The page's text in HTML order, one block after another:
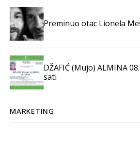
Preminuo otac Lionela
DŽAFIĆ (Mujo) ALMINA
sati
MARKETING